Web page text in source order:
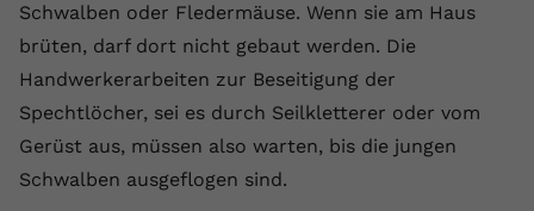
Schwalben oder Fledermäuse. Wenn sie am Haus
brüten, darf dort nicht gebaut werden. Die
Handwerkerarbeiten zur Beseitigung der
Spechtlöcher, sei es durch Seilkletterer oder vom
Gerüst aus, müssen also warten, bis die jungen
Schwalben ausgeflogen sind.
Videos von YouTube der Nutzer
gesehen hat.
Name yt-remote-connected-devices
Anbieter Youtube.com